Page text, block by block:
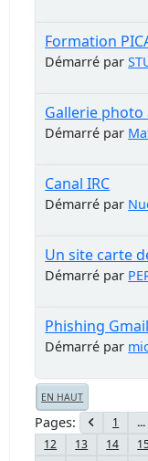
Formation
Démarré par
Gallerie photo
Démarré par
Canal IRC
Démarré par
Un site carte
Démarré par
Phishing
Démarré par
EN HAUT
Pages 1 ...
12
13 14